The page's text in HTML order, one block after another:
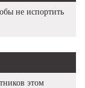
не испортить
этом